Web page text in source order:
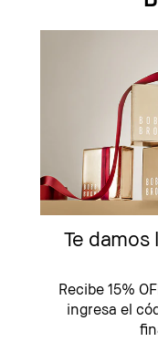
Te damos
Recibe 15%
ingresa el